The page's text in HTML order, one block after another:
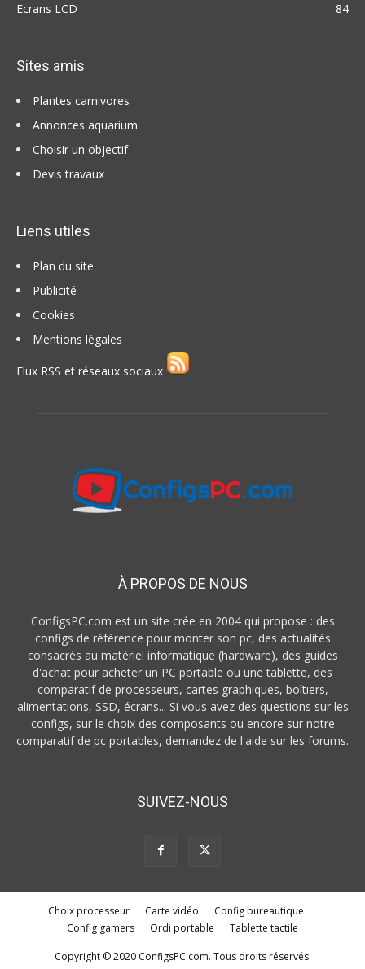
Ecrans LCD
84
Sites amis
Plantes carnivores
Annonces aquarium
Choisir un objectif
Devis travaux
Liens utiles
Plan du site
Publicité
Cookies
Mentions légales
Flux RSS et réseaux sociaux
À PROPOS DE NOUS
ConfigsPC.com est un site crée en 2004 qui propose : des
configs de référence pour monter son pc, des actualités
consacrés au matériel informatique (hardware), des guides
d'achat pour acheter un PC portable ou une tablette, des
comparatif de processeurs, cartes graphiques, boîtiers,
alimentations, SSD, écrans... Si vous avez des questions sur les
configs, sur le choix des composants ou encore sur notre
comparatif de pc portables, demandez de l'aide sur les forums.
SUIVEZ-NOUS
Choix processeur Carte vidéo
Config bureautique
Config gamers
Ordi portable Tablette tactile
Copyright © 2020 ConfigsPC.com. Tous droits réservés.